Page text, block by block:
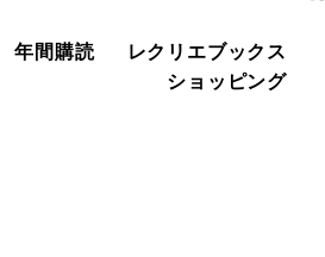
年間購読
レクリエブックス
ショッピング